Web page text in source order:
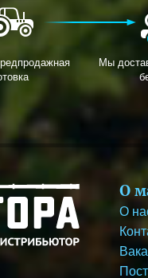
Мы
О
О